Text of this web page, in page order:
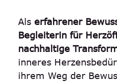
Als erfahrener
Begleiterin für
nachhaltige
inneres
ihrem Weg der